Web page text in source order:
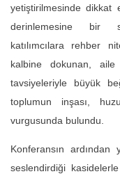
yetiştirilmesinde dikkat
derinlemesine bir
katılımcılara rehber
kalbine dokunan, aile
tavsiyeleriyle büyük
toplumun inşası,
vurgusunda bulundu.
Konferansın
seslendirdiği